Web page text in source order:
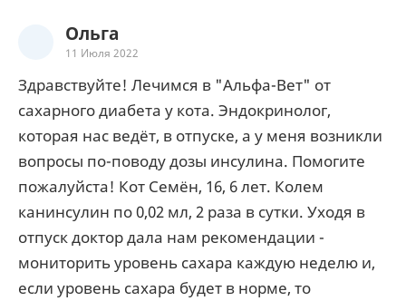
Ольга
11 Июля 2022
Здравствуйте! Лечимся в "Альфа-Вет" от
сахарного диабета у кота. Эндокринолог,
которая нас ведёт, в отпуске, а у меня возникли
вопросы по-поводу дозы инсулина. Помогите
пожалуйста! Кот Семён, 16, 6 лет. Колем
канинсулин по 0,02 мл, 2 раза в сутки. Уходя в
отпуск доктор дала нам рекомендации -
мониторить уровень сахара каждую неделю и,
если уровень сахара будет в норме, то